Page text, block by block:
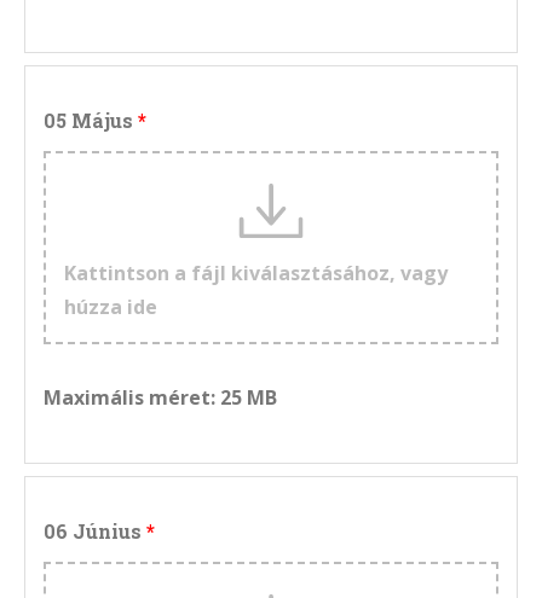
05 Május
Kattintson a fájl kiválasztásához, vagy
húzza ide
Maximális méret: 25 MB
06 Június